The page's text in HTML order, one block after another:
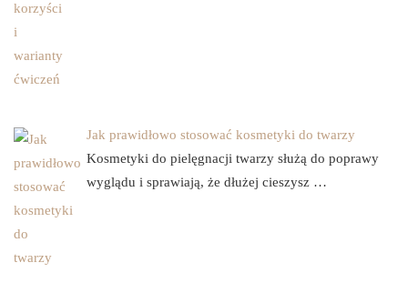
Jak prawidłowo stosować kosmetyki do twarzy
Kosmetyki do pielęgnacji twarzy służą do poprawy
wyglądu i sprawiają, że dłużej cieszysz …